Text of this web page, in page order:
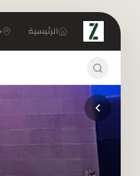
تخطي إلى المحتوى الرئيسي
الرئيسية